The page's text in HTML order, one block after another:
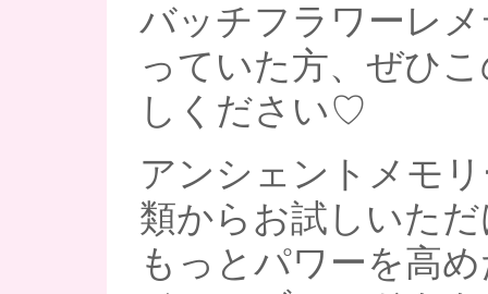
バッチフラワーレ
っていた方、ぜひ
しください♡
アンシェントメモ
類からお試しいた
もっとパワーを高